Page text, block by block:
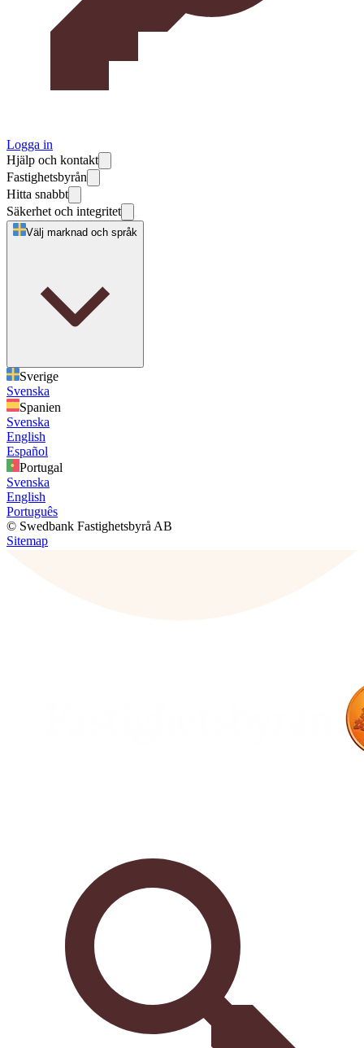
Logga in
Hjälp och kontakt
Fastighetsbyrån
Hitta snabbt
Säkerhet och integritet
Välj marknad och språk
Sverige
Svenska
Spanien
Svenska
English
Español
Portugal
Svenska
English
Português
© Swedbank Fastighetsbyrå AB
Sitemap